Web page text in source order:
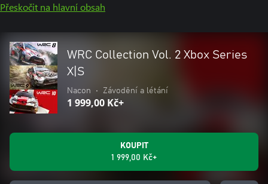
Přeskočit na hlavní obsah
WRC Collection Vol. 2 Xbox Series
X|S
Nacon • Závodění a létání
1 999,00 Kč+
KOUPIT
1 999,00 Kč+